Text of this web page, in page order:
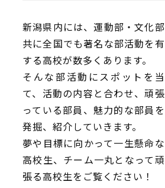
新潟県内には、運動部・文化部
共に全国でも著名な部活動を有
する高校が数多くあります。
そんな部活動にスポットを当
て、活動の内容と合わせ、頑張
っている部員、魅力的な部員を
発掘、紹介していきます。
夢や目標に向かって一生懸命な
高校生、チーム一丸となって頑
張る高校生をご覧ください！